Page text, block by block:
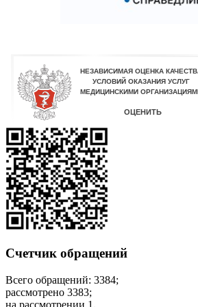
Счетчик обращений
Всего обращений: 3384;
рассмотрено 3383;
на рассмотрении 1.